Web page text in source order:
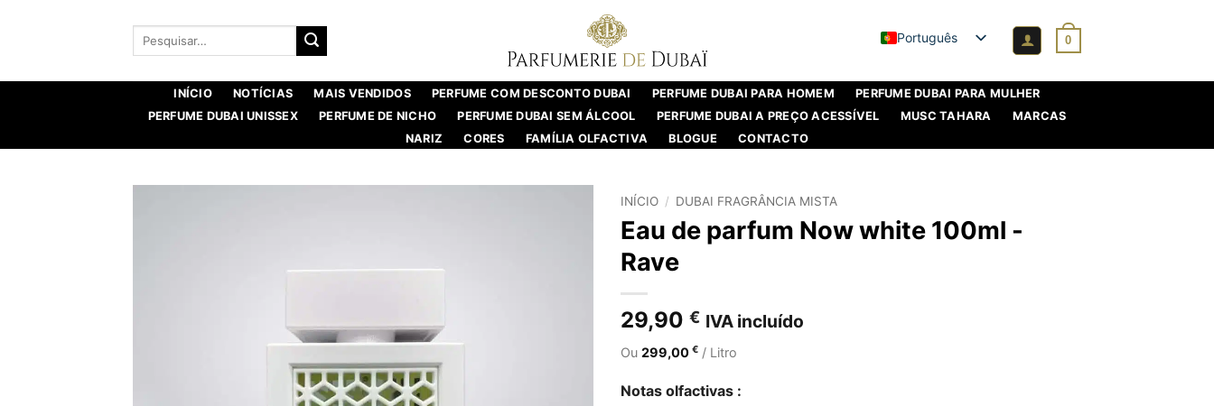
conteúdo
Procurar
Português 0
INÍCIO NOTÍCIAS MAIS VENDIDOS PERFUME COM DESCONTO DUBAI PERFUME DUBAI PARA HOMEM
PERFUME DUBAI PARA MULHER
PERFUME DUBAI UNISSEX
PERFUME DE NICHO PERFUME DUBAI SEM ÁLCOOL PERFUME DUBAI A PREÇO ACESSÍVEL MUSC TAHARA
MARCAS
NARIZ
CORES FAMÍLIA OLFACTIVA BLOGUE CONTACTO
INÍCIO / DUBAI FRAGRÂNCIA MISTA
Eau de parfum Now white 100ml -
Rave
29,90 € IVA incluído
Ou 299,00 € / Litro
Notas olfactivas :